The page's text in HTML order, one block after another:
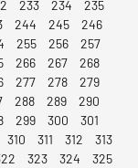
233 234
235
244 245
246
255 256
257
266 267
268
277 278
279
288 289
290
299 300
301
310 311 312
313
323 324
325